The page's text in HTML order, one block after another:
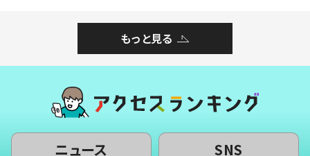
もっと見る
ニュース SNS